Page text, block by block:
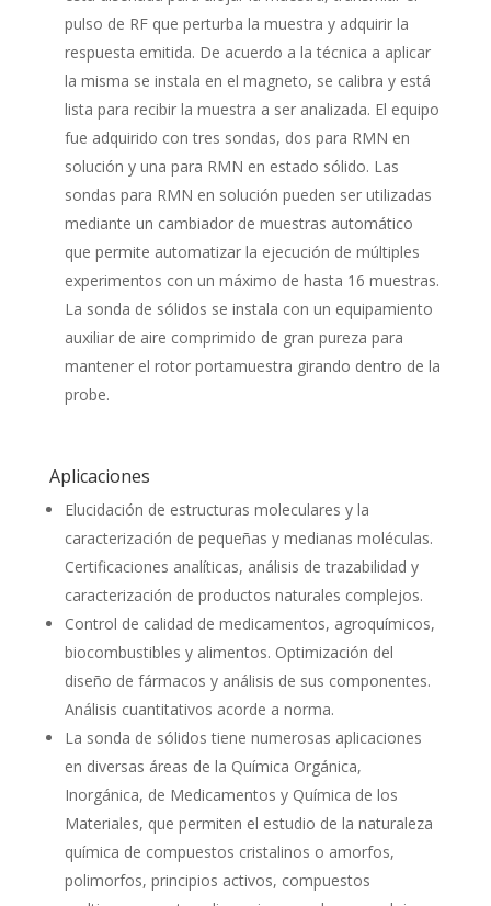
pulso de RF que perturba la muestra y adquirir la
respuesta emitida. De acuerdo a la técnica a aplicar
la misma se instala en el magneto, se calibra y está
lista para recibir la muestra a ser analizada. El equipo
fue adquirido con tres sondas, dos para RMN en
solución y una para RMN en estado sólido. Las
sondas para RMN en solución pueden ser utilizadas
mediante un cambiador de muestras automático
que permite automatizar la ejecución de múltiples
experimentos con un máximo de hasta 16 muestras.
La sonda de sólidos se instala con un equipamiento
auxiliar de aire comprimido de gran pureza para
mantener el rotor portamuestra girando dentro de la
probe.
Aplicaciones
Elucidación de estructuras moleculares y la
caracterización de pequeñas y medianas moléculas.
Certificaciones analíticas, análisis de trazabilidad y
caracterización de productos naturales complejos.
Control de calidad de medicamentos, agroquímicos,
biocombustibles y alimentos. Optimización del
diseño de fármacos y análisis de sus componentes.
Análisis cuantitativos acorde a norma.
La sonda de sólidos tiene numerosas aplicaciones
en diversas áreas de la Química Orgánica,
Inorgánica, de Medicamentos y Química de los
Materiales, que permiten el estudio de la naturaleza
química de compuestos cristalinos o amorfos,
polimorfos, principios activos, compuestos